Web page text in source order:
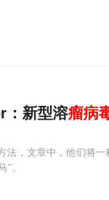
：新型溶瘤病
法，文章中，他们将
。